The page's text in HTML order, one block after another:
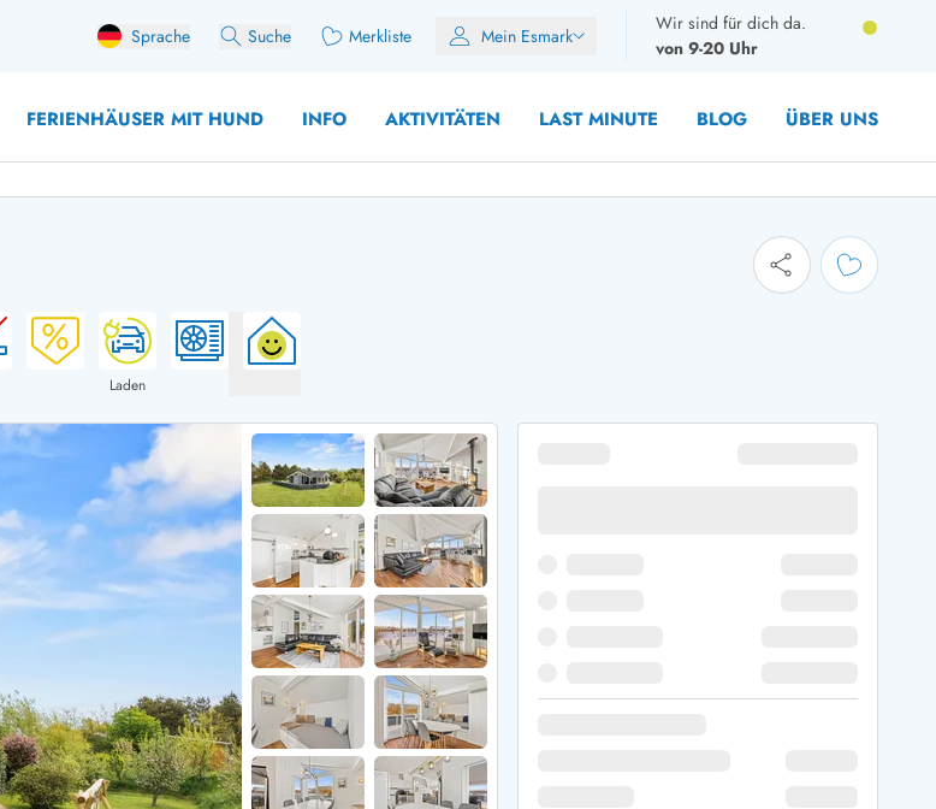
Sprache Suche Merkliste Mein Esmark
Wir sind für dich da.
von 9-20 Uhr
FERIENHÄUSER MIT HUND INFO AKTIVITÄTEN LAST MINUTE BLOG ÜBER UNS
Ferienhaus für 8 Personen
Ferienhaus für 10 Personen
Ferienhaus für Gruppen
Ferienhäuser im Frühjahr
Ferienhäuser im Sommer
Ferienhäuser im Herbst
Ferienhäuser im Winter
Ferienhäuser über Weihnachten
Ferienhäuser über Silvester
Klit
Ferienhäuser in Nymindegab
Ferienhäuser Römö
Ferienhäuser am Ringköbing Fjord
Ferienhäuser Sondervig
Laden